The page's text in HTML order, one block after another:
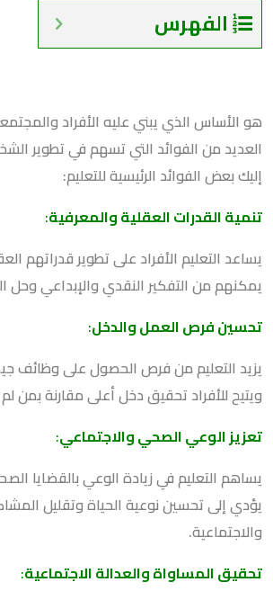
الفهرس
هو الأساس الذي يبني عليه الأفراد
العديد من الفوائد التي تسهم في تطوير
إليك بعض الفوائد الرئيسية للتعليم:
تنمية القدرات العقلية والمعرفية:
يساعد التعليم الأفراد على تطوير قدراتهم
يمكنهم من التفكير النقدي والإبداعي وحل
تحسين فرص العمل والدخل:
يزيد التعليم من فرص الحصول على وظائف
ويتيح للأفراد تحقيق دخل أعلى مقارنة بمن لم
تعزيز الوعي الصحي والاجتماعي:
يساهم التعليم في زيادة الوعي بالقضايا
يؤدي إلى تحسين نوعية الحياة وتقليل
والاجتماعية.
تحقيق المساواة والعدالة الاجتماعية: